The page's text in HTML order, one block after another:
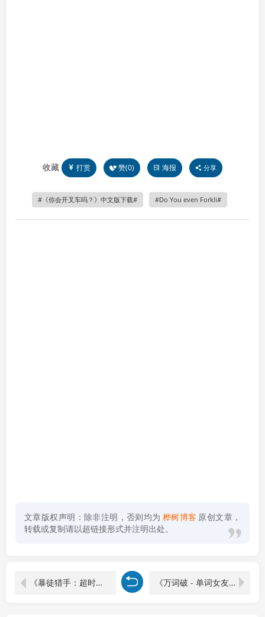
收藏 打赏 赞(0) 海报 分享
《你会开叉车吗？》中文版下载 Do You even Forkli
文章版权声明：除非注明，否则均为 桦树博客 原创文章，
转载或复制请以超链接形式并注明出处。
《暴徒猎手：超时》中文版 《万词破 - 单词女友》中文版